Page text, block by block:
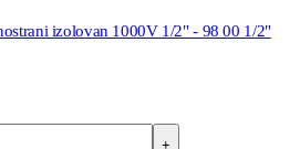
izolovan 1000V 1/2" - 98 00 1/2"
+